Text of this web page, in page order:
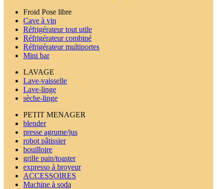
Froid Pose libre
Cave à vin
Réfrigérateur tout utile
Réfrigérateur combiné
Réfrigérateur multiportes
Mini bar
LAVAGE
Lave-vaisselle
Lave-linge
sèche-linge
PETIT MENAGER
blender
presse agrume/jus
robot pâtissier
bouilloire
grille pain/toaster
expresso à broyeur
ACCESSOIRES
Machine à soda